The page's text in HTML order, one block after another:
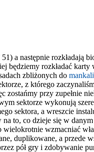
a następnie rozkładają
rozkładać karty
zbliżonych do mankali
z którego
przy zupełnie
sektorze wykonują
sektora, a wreszcie
to, co dzieje się w
wzmacniać
duplikowane, a przede
pół gry i zdobywanie